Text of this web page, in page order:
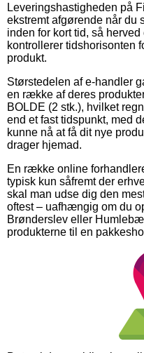
Leveringshastigheden på
ekstremt afgørende når du
inden for kort tid, så
kontrollerer tidshorisonten
produkt.
Størstedelen af e-handler
en række af deres
BOLDE (2 stk.), hvilket
end et fast tidspunkt, med
kunne nå at få dit nye
drager hjemad.
En række online
typisk kun såfremt der
skal man udse dig den
oftest – uafhængig om du
Brønderslev eller
produkterne til en